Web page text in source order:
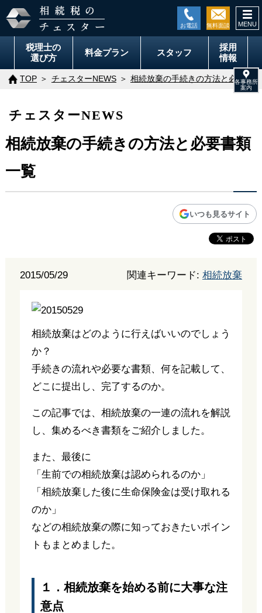
税理士の
選び方
料金プラン スタッフ
採用
情報
TOP チェスターNEWS 相続放棄の手続きの方法と必要書
チェスターNEWS
相続放棄の手続きの方法と必要書類
一覧
いつも見るサイト
2015/05/29 関連キーワード:相続放棄
相続放棄はどのように行えばいいのでしょう
か？
手続きの流れや必要な書類、何を記載して、
どこに提出し、完了するのか。
この記事では、相続放棄の一連の流れを解説
し、集めるべき書類をご紹介しました。
また、最後に
「生前での相続放棄は認められるのか」
「相続放棄した後に生命保険金は受け取れる
のか」
などの相続放棄の際に知っておきたいポイン
トもまとめました。
１．相続放棄を始める前に大事な注
意点